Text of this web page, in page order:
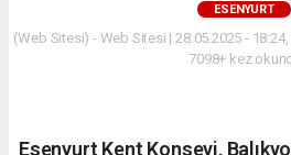
ESENYURT
(Web Sitesi) - Web Sitesi | 28.05.2025 -
7098+ kez
Esenyurt Kent Konseyi,